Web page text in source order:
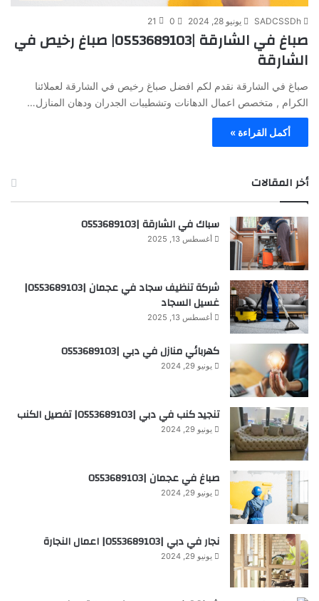
SADCSSDh يونيو 28, 2024 0
21
صباغ في الشارقة |0553689103| صباغ رخيص في
الشارقة
صباغ في الشارقة نقدم لكم افضل صباغ رخيص في الشارقة لعملائنا
الكرام , متخصص اعمال الدهانات وتشطيبات الجدران ودهان المنازل…
أكمل القراءة »
أخر المقالات
سباك في الشارقة |0553689103
أغسطس 13, 2025
شركة تنظيف سجاد في عجمان |0553689103|
غسيل السجاد
أغسطس 13, 2025
كهربائي منازل في دبي |0553689103
يونيو 29, 2024
تنجيد كنب في دبي |0553689103| تفصيل الكنب
يونيو 29, 2024
صباغ في عجمان |0553689103
يونيو 29, 2024
نجار في دبي |0553689103| اعمال النجارة
يونيو 29, 2024